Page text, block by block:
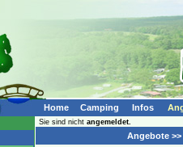
Home Camping Infos
Sie sind nicht angemeldet.
Angebote